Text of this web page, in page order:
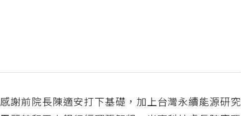
謝前院長陳適安打下基礎，加上台灣永續能源研究